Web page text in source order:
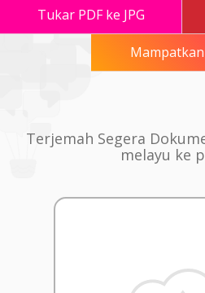
Tukar PDF ke JPG
Terjemah Segera
melayu ke